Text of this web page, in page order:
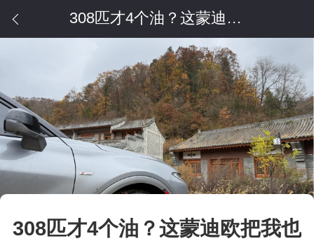
308匹才4个油？这蒙迪欧把我也干懵了！
308匹才4个油？这蒙迪欧把我也